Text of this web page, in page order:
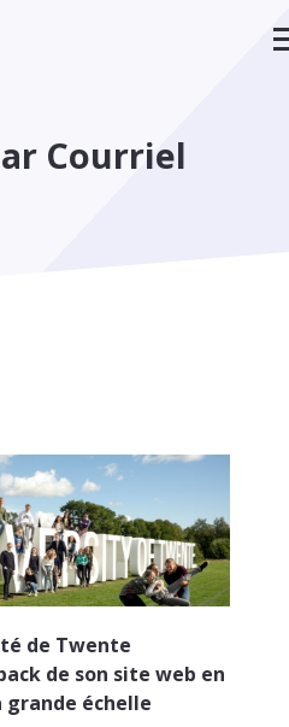
Courriel
de Twente
de son site web en
grande échelle